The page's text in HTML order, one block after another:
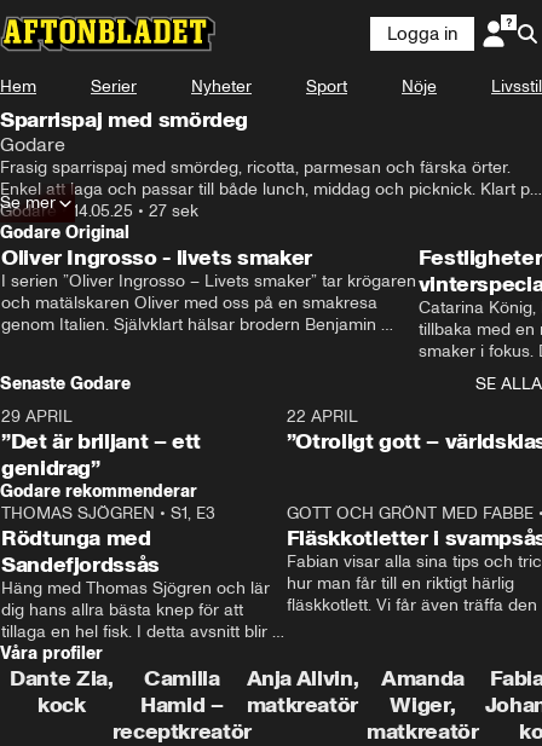
Logga in
Hem Serier Nyheter Sport Nöje Livsstil
Sparrispaj med smördeg
Godare
Frasig sparrispaj med smördeg, ricotta, parmesan och färska örter.
Enkel att laga och passar till både lunch, middag och picknick. Klart på
40 minuter! Recept av Alexandra Marzocchelli.
Godare • 14.05.25 • 27 sek
Se mer
Godare Original
Oliver Ingrosso - livets smaker
I serien ”Oliver Ingrosso – Livets smaker” tar krögaren
och matälskaren Oliver med oss på en smakresa
genom Italien. Självklart hälsar brodern Benjamin
Catarina
tillbaka med en
smaker i fokus.
julfavoriter
Senaste Godare
SE ALLA
29 APRIL
”Det är briljant – ett
genidrag”
22 APRIL
”Otroligt gott –
Godare rekommenderar
THOMAS SJÖGREN • S1, E3
Rödtunga med
Sandefjordssås
Häng med Thomas Sjögren och lär
dig hans allra bästa knep för att
tillaga en hel fisk. I detta avsnitt blir
de helstekt rödtunga med
sandefjordssås och en magisk sallad
på pepparrot och äpple.
GOTT OCH GRÖNT MED FABBE
Fläskkotletter i
Fabian visar alla sina tips och
hur man får till en riktigt härlig
fläskkotlett. Vi får även träffa den
grisbonde på Gotland.
Våra profiler
Dante Zia,
kock
Camilla
Hamid –
receptkreatör
Anja Allvin,
matkreatör
Amanda
Wiger,
matkreatör